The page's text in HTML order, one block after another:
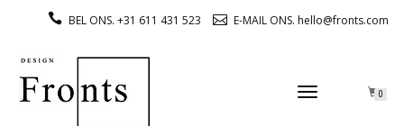
BEL ONS. +31 611 431 523 E-MAIL ONS. hello@fronts.com
TOGGLE
0